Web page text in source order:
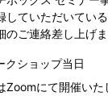
していただいてい
のご連絡差し上げま
クショップ当日
Zoomにて開催いた